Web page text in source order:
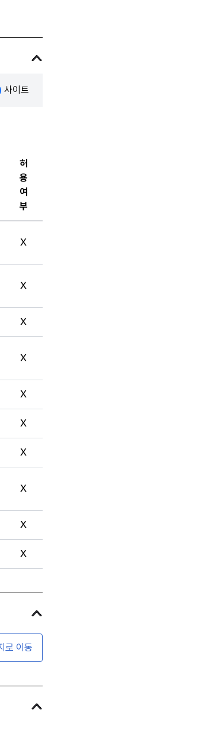
사이트
허
용
여
부
X
X
X
X
X
X
X
X
X
X
로 이동